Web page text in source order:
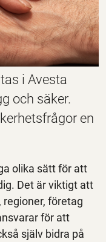
i Avesta
och säker.
en
olika sätt för att
Det är viktigt att
företag
för att
själv bidra på